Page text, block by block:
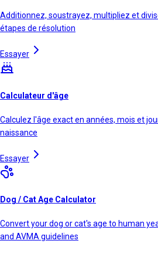
Additionnez, soustrayez, multipliez et
étapes de résolution
Essayer
Calculateur d'âge
Calculez l'âge exact en années, mois et
naissance
Essayer
Dog / Cat Age Calculator
Convert your dog or cat's age to human
and AVMA guidelines